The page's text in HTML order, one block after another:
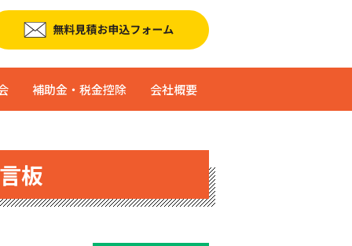
補助金・税金控除 会社概要
板